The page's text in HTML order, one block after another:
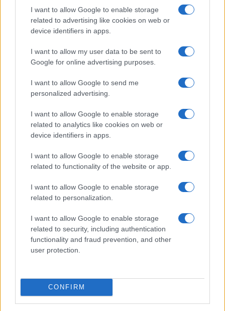
I want to allow Google to enable storage
related to advertising like cookies on web or
device identifiers in apps.
I want to allow my user data to be sent to
Google for online advertising purposes.
I want to allow Google to send me
personalized advertising.
I want to allow Google to enable storage
related to analytics like cookies on web or
device identifiers in apps.
I want to allow Google to enable storage
related to functionality of the website or app.
I want to allow Google to enable storage
related to personalization.
I want to allow Google to enable storage
related to security, including authentication
functionality and fraud prevention, and other
user protection.
CONFIRM
Palazzo hanno capito che non era così male.
Posso capire che il Movimento si debba evolvere,
ma francamente ieri nella sala c’era un gruppo di
persone che devono tutto a Grillo, che senza di lui
non avrebbero alcuno stipendio, eppure hanno
fatto la “ola” quando è uscito il risultato della
votazione sul Garante. Una roba da matti.
dalla Zuppa di Porro
00:00
#BEPPE GRILLO #GIUSEPPE CONTE #M5S